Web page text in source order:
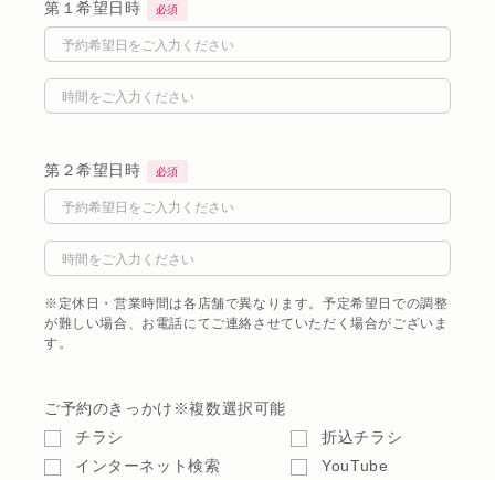
第１希望日時 必須
第２希望日時 必須
※定休日・営業時間は各店舗で異なります。予定希望日での調整
が難しい場合、お電話にてご連絡させていただく場合がございま
す。
ご予約のきっかけ ※複数選択可能
チラシ
折込チラシ
インターネット検索
YouTube